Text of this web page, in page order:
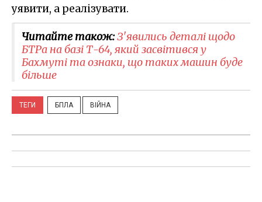
уявити, а реалізувати.
Читайте також:З'явились деталі щодо
БТРа на базі Т-64, який засвітився у
Бахмуті та ознаки, що таких машин буде
більше
ТЕГИ БПЛА ВІЙНА